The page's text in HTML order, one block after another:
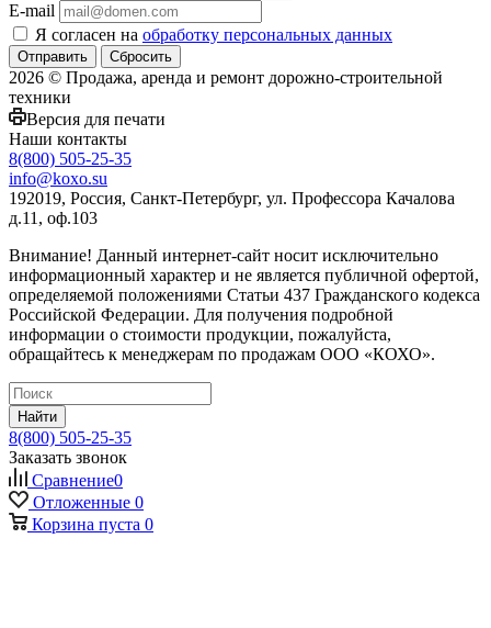
E-mail
Я согласен на обработку персональных данных
Сбросить
2026 © Продажа, аренда и ремонт дорожно-строительной
техники
Версия для печати
Наши контакты
8(800) 505-25-35
info@koxo.su
192019, Россия, Санкт-Петербург, ул. Профессора Качалова
д.11, оф.103
Внимание! Данный интернет-сайт носит исключительно
информационный характер и не является публичной офертой,
определяемой положениями Статьи 437 Гражданского кодекса
Российской Федерации. Для получения подробной
информации о стоимости продукции, пожалуйста,
обращайтесь к менеджерам по продажам ООО «КОХО».
Найти
8(800) 505-25-35
Заказать звонок
Сравнение0
Отложенные 0
Корзина пуста 0